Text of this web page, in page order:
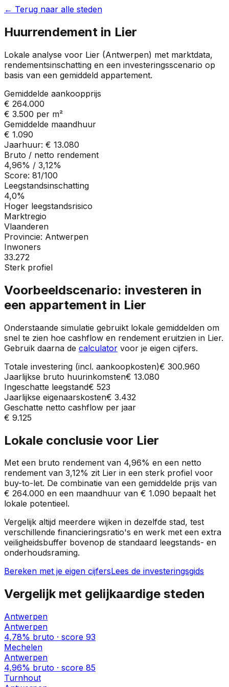
← Terug naar alle steden
Huurrendement in Lier
Lokale analyse voor Lier (Antwerpen) met marktdata,
rendementsinschatting en een investeringsscenario op
basis van een gemiddeld appartement.
Gemiddelde aankoopprijs
€ 264.000
€ 3.500 per m²
Gemiddelde maandhuur
€ 1.090
Jaarhuur: € 13.080
Bruto / netto rendement
4,96% / 3,12%
Score: 81/100
Leegstandsinschatting
4,0%
Hoger leegstandsrisico
Marktregio
Vlaanderen
Provincie: Antwerpen
Inwoners
33.272
Sterk profiel
Voorbeeldscenario: investeren in
een appartement in Lier
Onderstaande simulatie gebruikt lokale gemiddelden om
snel te zien hoe cashflow en rendement eruitzien in Lier.
Gebruik daarna de calculator voor je eigen cijfers.
Totale investering (incl. aankoopkosten)€ 300.960
Jaarlijkse bruto huurinkomsten€ 13.080
Ingeschatte leegstand€ 523
Jaarlijkse eigenaarskosten€ 3.432
Geschatte netto cashflow per jaar
€ 9.125
Lokale conclusie voor Lier
Met een bruto rendement van 4,96% en een netto
rendement van 3,12% zit Lier in een sterk profiel voor
buy-to-let. De combinatie van een gemiddelde prijs van
€ 264.000 en een maandhuur van € 1.090 bepaalt het
lokale potentieel.
Vergelijk altijd meerdere wijken in dezelfde stad, test
verschillende financieringsratio's en werk met een extra
veiligheidsbuffer bovenop de standaard leegstands- en
onderhoudsraming.
Bereken met je eigen cijfersLees de investeringsgids
Vergelijk met gelijkaardige steden
Antwerpen
Antwerpen
4,78% bruto · score 93
Mechelen
Antwerpen
4,96% bruto · score 85
Turnhout